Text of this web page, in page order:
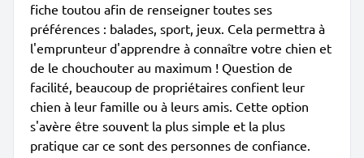
fiche toutou afin de renseigner toutes ses
préférences : balades, sport, jeux. Cela permettra à
l'emprunteur d'apprendre à connaître votre chien et
de le chouchouter au maximum ! Question de
facilité, beaucoup de propriétaires confient leur
chien à leur famille ou à leurs amis. Cette option
s'avère être souvent la plus simple et la plus
pratique car ce sont des personnes de confiance.